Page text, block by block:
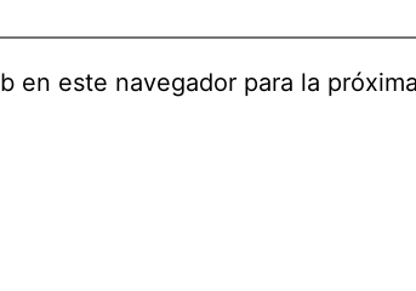
en este navegador para la